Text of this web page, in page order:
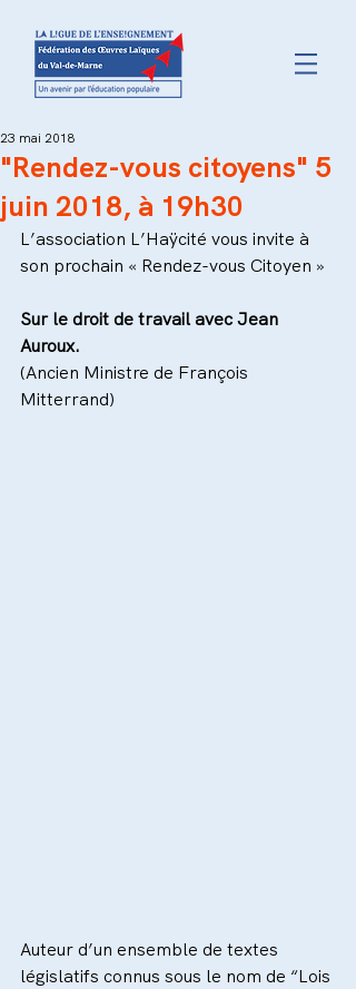
"Rendez-vous citoyens" 5
juin 2018, à 19h30
23 mai 2018
L’association L’Haÿcité vous invite à
son prochain « Rendez-vous Citoyen »
Sur le droit de travail avec Jean
Auroux.
(Ancien Ministre de François
Mitterrand)
Auteur d’un ensemble de textes
législatifs connus sous le nom de “Lois